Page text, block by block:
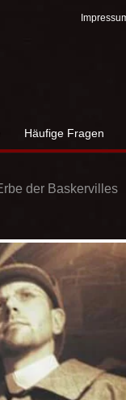
Häufige Fragen
der Baskervilles